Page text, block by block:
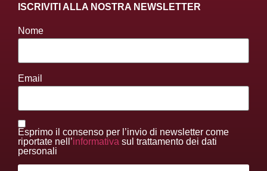
ISCRIVITI ALLA NOSTRA NEWSLETTER
Nome
Email
Esprimo il consenso per l’invio di newsletter come
riportate nell’informativa sul trattamento dei dati
personali